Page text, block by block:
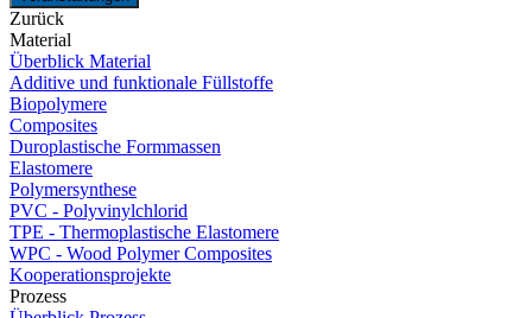
Zurück
Material
Überblick Material
Additive und funktionale Füllstoffe
Biopolymere
Composites
Duroplastische Formmassen
Elastomere
Polymersynthese
PVC - Polyvinylchlorid
TPE - Thermoplastische Elastomere
WPC - Wood Polymer Composites
Kooperationsprojekte
Prozess